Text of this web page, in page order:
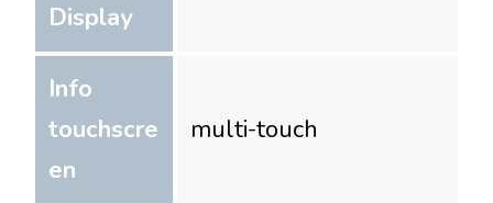
Display
Info
touchscre
en
multi-touch